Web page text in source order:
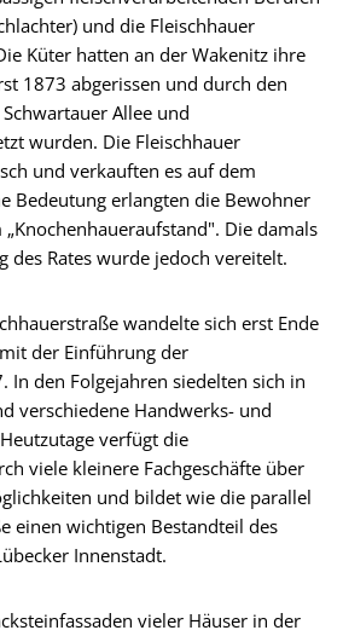
und die Fleischhauer
Küter hatten an der Wakenitz ihre
1873 abgerissen und durch den
Allee und
wurden. Die Fleischhauer
und verkauften es auf dem
Bedeutung erlangten die Bewohner
Die damals
des Rates wurde jedoch vereitelt.
wandelte sich erst Ende
der Einführung der
In den Folgejahren siedelten sich in
verschiedene Handwerks- und
verfügt die
viele kleinere Fachgeschäfte über
und bildet wie die parallel
einen wichtigen Bestandteil des
Innenstadt.
vieler Häuser in der